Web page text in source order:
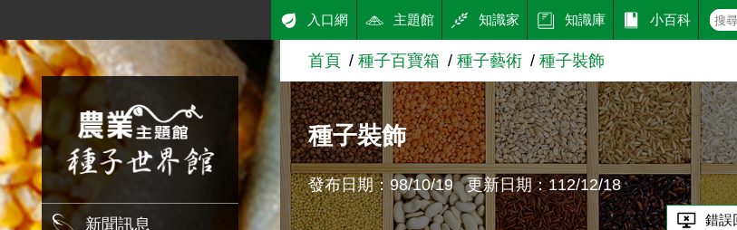
跳到主要內容
農業知識入口網
新聞訊息
入口網 主題館 知識家 知識庫 小百科
首頁 種子百寶箱 種子藝術 種子裝飾
種子裝飾
發布日期：98/10/19 更新日期：112/12/18
錯誤